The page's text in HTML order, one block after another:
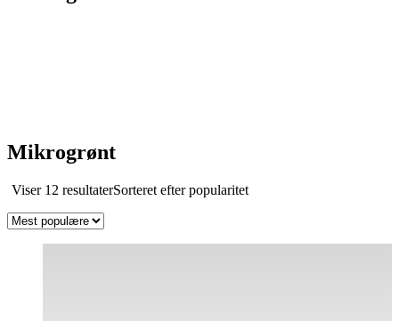
Mikrogrønt
Viser 12 resultaterSorteret efter popularitet